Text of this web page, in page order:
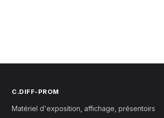
C.DIFF-PROM
Matériel d'exposition, affichage, présentoirs